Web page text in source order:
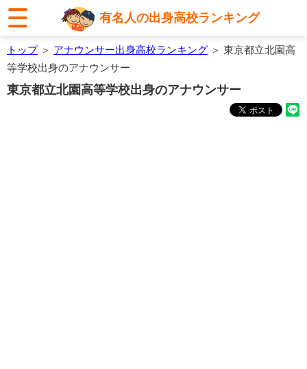
有名人の出身高校ランキング
トップ＞ アナウンサー出身高校ランキング ＞ 東京都立北園高
等学校出身のアナウンサー
東京都立北園高等学校出身のアナウンサー